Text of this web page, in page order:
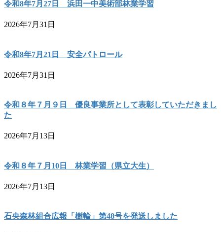
令和8年7月27日 浜田一中美術部林業学習
2026年7月31日
令和8年7月21日 安全パトロール
2026年7月31日
令和８年７月９日 優良事業所として表彰していただきまし
た
2026年7月13日
令和８年７月10日 林業学習（県立大生）
2026年7月13日
石央森林組合広報「樹輪」第48号を発送しました